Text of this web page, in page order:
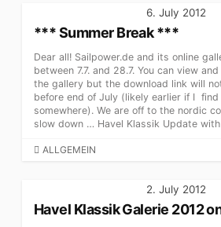
6. July 2012
*** Summer Break ***
Dear all! Sailpower.de and its online
between 7.7. and 28.7. You can view
the gallery but the download link will
before end of July (likely earlier if I find
somewhere). We are off to the nordic
slow down … Havel Klassik Update
CATEGORIES
ALLGEMEIN
2. July 2012
Havel Klassik Galerie 2012